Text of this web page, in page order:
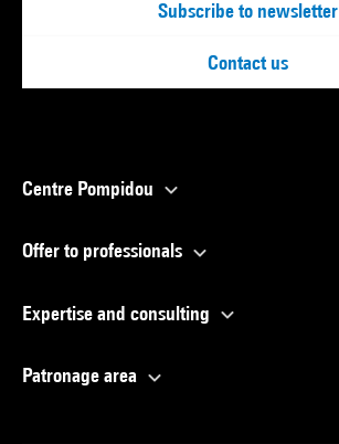
Subscribe to newsletter
Contact us
Centre Pompidou
Offer to professionals
Expertise and consulting
Patronage area